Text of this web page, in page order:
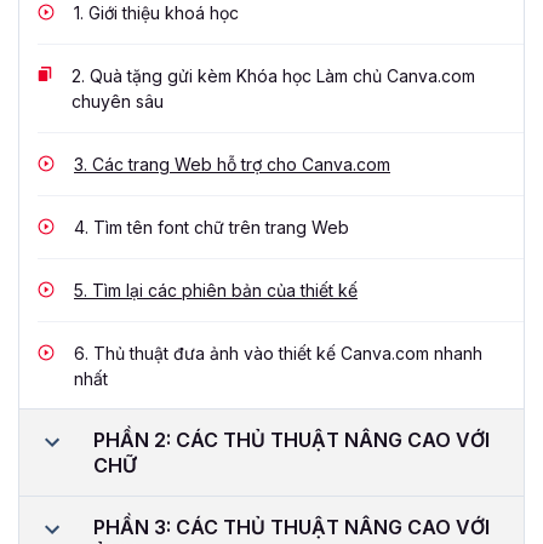
1. Giới thiệu khoá học
2. Quà tặng gửi kèm Khóa học Làm chủ Canva.com
chuyên sâu
3. Các trang Web hỗ trợ cho Canva.com
4. Tìm tên font chữ trên trang Web
5. Tìm lại các phiên bản của thiết kế
6. Thủ thuật đưa ảnh vào thiết kế Canva.com nhanh
nhất
PHẦN 2: CÁC THỦ THUẬT NÂNG CAO VỚI
CHỮ
PHẦN 3: CÁC THỦ THUẬT NÂNG CAO VỚI